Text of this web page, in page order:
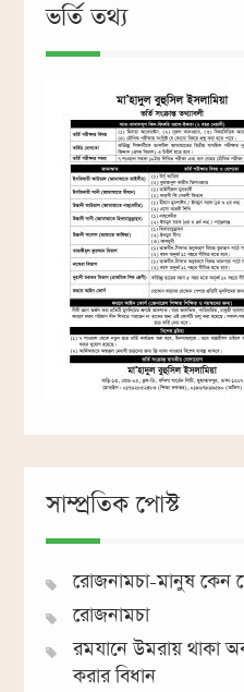
ভর্তি তথ্য
সাম্প্রতিক পোস্ট
রোজনামচা-মানুষ কেন
রোজনামচা
রমযানে উমরায় থাকা
করার বিধান